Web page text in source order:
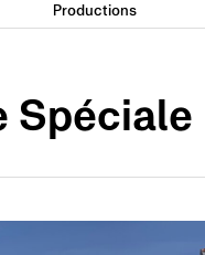
Productions
Spéciale